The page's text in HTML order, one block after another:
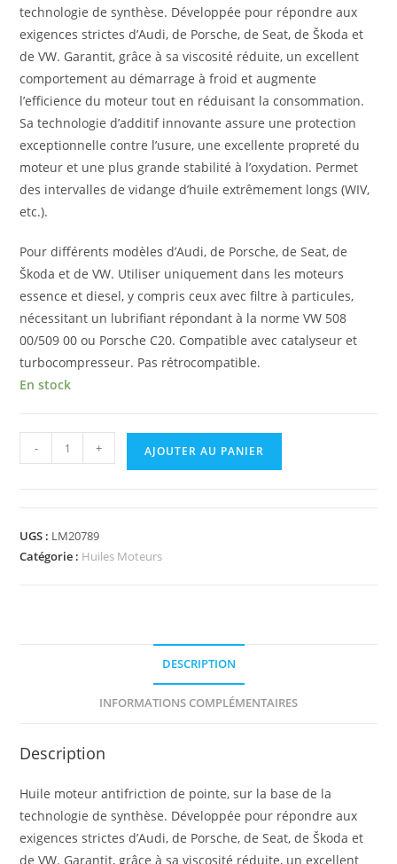
technologie de synthèse. Développée pour répondre aux
exigences strictes d’Audi, de Porsche, de Seat, de Škoda et
de VW. Garantit, grâce à sa viscosité réduite, un excellent
comportement au démarrage à froid et augmente
l’efficience du moteur tout en réduisant la consommation.
Sa technologie d’additif innovante assure une protection
exceptionnelle contre l’usure, une excellente propreté du
moteur et une plus grande stabilité à l’oxydation. Permet
des intervalles de vidange d’huile extrêmement longs (WIV,
etc.).
Pour différents modèles d’Audi, de Porsche, de Seat, de
Škoda et de VW. Utiliser uniquement dans les moteurs
essence et diesel, y compris ceux avec filtre à particules,
nécessitant un lubrifiant répondant à la norme VW 508
00/509 00 ou Porsche C20. Compatible avec catalyseur et
turbocompresseur. Pas rétrocompatible.
En stock
- + AJOUTER AU PANIER
UGS : LM20789
Catégorie : Huiles Moteurs
DESCRIPTION
INFORMATIONS COMPLÉMENTAIRES
Description
Huile moteur antifriction de pointe, sur la base de la
technologie de synthèse. Développée pour répondre aux
exigences strictes d’Audi, de Porsche, de Seat, de Škoda et
de VW. Garantit, grâce à sa viscosité réduite, un excellent